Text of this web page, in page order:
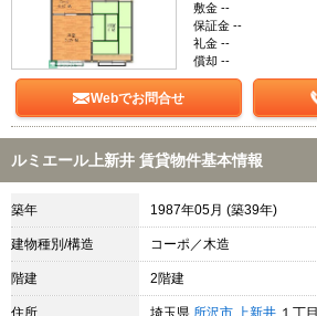
敷金 --
保証金 --
礼金 --
償却 --
Webでお問合せ
ルミエール上新井 賃貸物件基本情報
築年 1987年05月 (築39年)
建物種別/構造 コーポ／木造
階建 2階建
住所 埼玉県 所沢市 上新井 １丁目